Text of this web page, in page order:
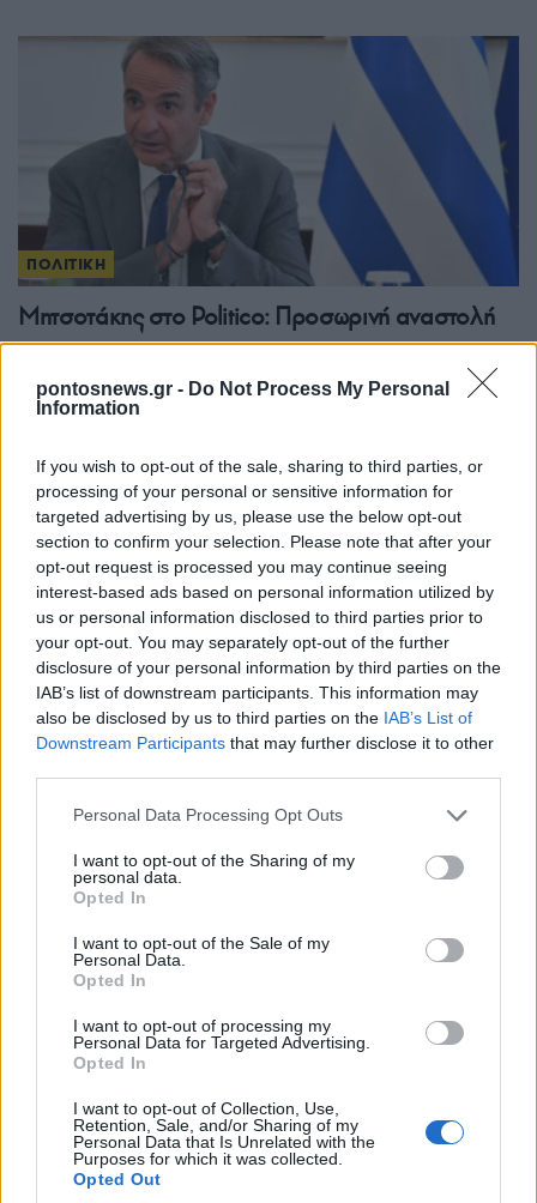
pontosnews.gr - Do Not Process My Personal
Information
If you wish to opt-out of the sale, sharing to third parties, or
processing of your personal or sensitive information for
targeted advertising by us, please use the below opt-out
section to confirm your selection. Please note that after your
opt-out request is processed you may continue seeing
interest-based ads based on personal information utilized by
us or personal information disclosed to third parties prior to
your opt-out. You may separately opt-out of the further
disclosure of your personal information by third parties on the
IAB’s list of downstream participants. This information may
also be disclosed by us to third parties on the IAB’s List of
Downstream Participants that may further disclose it to other
Please note that this website/app uses one or more Google
not limited to your visit or usage behaviour. You may click to
grant or deny consent to Google and its third-party tags to
use your data for below specified purposes in below Google
consent section.
Personal Data Processing Opt Outs
I want to opt-out of the Sharing of my
personal data.
Opted In
I want to opt-out of the Sale of my
Personal Data.
Opted In
I want to opt-out of processing my
Personal Data for Targeted Advertising.
Opted In
I want to opt-out of Collection, Use,
Retention, Sale, and/or Sharing of my
Personal Data that Is Unrelated with the
Purposes for which it was collected.
Opted Out
ΠΟΛΙΤΙΚΗ
Μητσοτάκης στο Politico: Προσωρινή αναστολή
αιτήσεων ασύλου σε συνθήκες ακραίας πίεσης
4/08/2026 - 9:44πμ
ΠΟΛΙΤΙΚΗ
Μαρία Καρυστιανού: Διέγραψε τον Θανάση
Αυγερινό από την «Ελπίδα για τη Δημοκρατία»
2/08/2026 - 9:21μμ
ΠΟΛΙΤΙΚΗ
Πέθανε σε ηλικία 93 ετών ο Γιάννης Βαρβιτσιώτης